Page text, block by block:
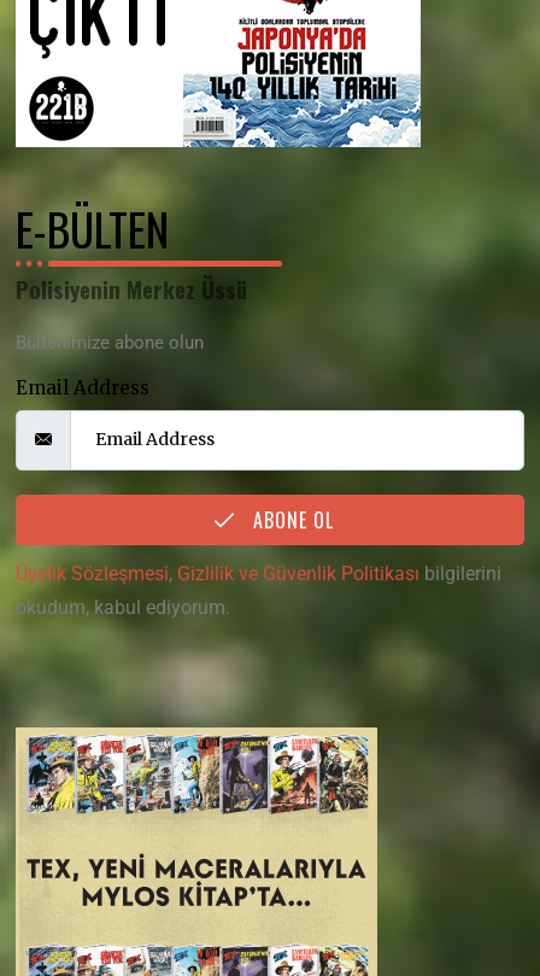
E-BÜLTEN
Polisiyenin Merkez Üssü
Bültenimize abone olun
Email Address
ABONE OL
Üyelik Sözleşmesi, Gizlilik ve Güvenlik Politikası bilgilerini
okudum, kabul ediyorum.